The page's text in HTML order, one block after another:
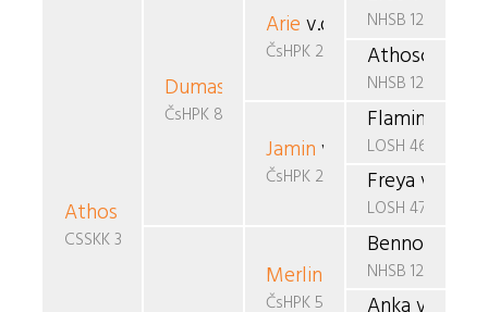
Athos
CSSKK 312/92
Dumas
ČsHPK 83/89
Arie v.d. Ramselaar
ČsHPK 20/88/88/89
Jamin van de
ČsHPK 2-86/85/88
Merlin v.d.
ČsHPK 5-87/86/88
NHSB 1290690
Athosca v.d.
NHSB 1227295
Flaming Star
LOSH 462670
Freya v.d.
LOSH 473563
Benno v.d.
NHSB 1290793